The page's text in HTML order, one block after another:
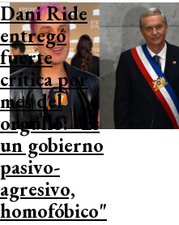
Dani Ride
entregó
fuerte
crítica por
mes del
orgullo: "Es
un gobierno
pasivo-
agresivo,
homofóbico"